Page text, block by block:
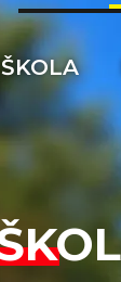
ŠKOLA